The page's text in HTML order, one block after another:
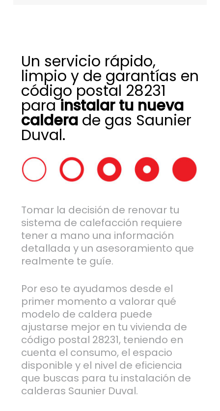
Un servicio rápido,
limpio y de garantías en
código postal 28231
parainstalar tu nueva
calderade gas Saunier
Duval.
Tomar la decisión de renovar tu
sistema de calefacción requiere
tener a mano una información
detallada y un asesoramiento que
realmente te guíe.
Por eso te ayudamos desde el
primer momento a valorar qué
modelo de caldera puede
ajustarse mejor en tu vivienda de
código postal 28231, teniendo en
cuenta el consumo, el espacio
disponible y el nivel de eficiencia
que buscas para tu instalación de
calderas Saunier Duval.